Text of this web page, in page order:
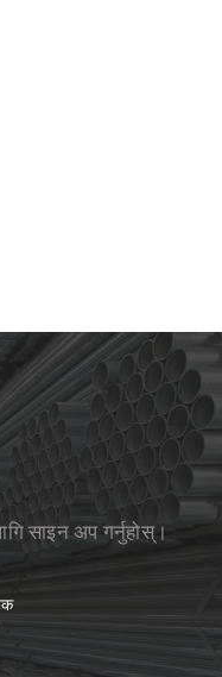
साइन अप गर्नुहोस्।